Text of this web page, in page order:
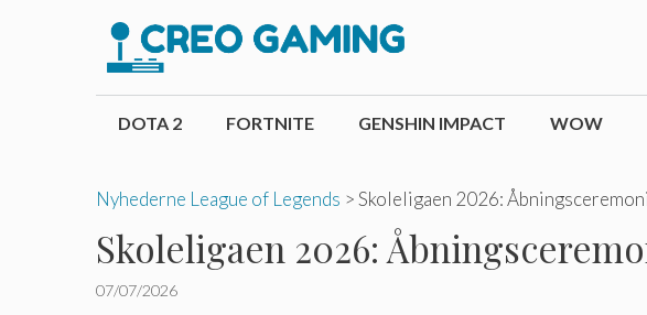
DOTA 2 FORTNITE GENSHIN IMPACT WOW
Nyhederne League of Legends >Skoleligaen 2026:
Skoleligaen 2026:
07/07/2026